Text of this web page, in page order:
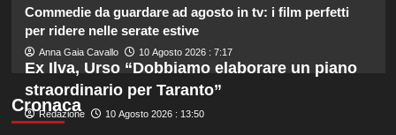
3
pronti a tornare: “Se Maria chiama,
risponderemo”.
Ad Amici, stecca rimossa in post-
produzione: il retroscena
Commedie da guardare ad agosto in tv: i film perfetti
per ridere nelle serate estive
Anna Gaia Cavallo 10 Agosto 2026 : 7:17
Cronaca
Ex Ilva, Urso “Dobbiamo elaborare un piano
straordinario per Taranto”
Redazione 10 Agosto 2026 : 13:50